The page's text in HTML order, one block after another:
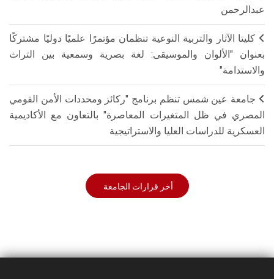
عبدالرحمن
كليتا الآثار والتربية النوعية تنظمان مؤتمرًا علميًا دوليًا مشتركًا
بعنوان "الألوان والموسيقى: لغة بصرية وسمعية بين التراث
والاستدامة"
جامعة عين شمس تنظم برنامج "ركائز ومحددات الأمن القومي
المصري في ظل المتغيرات المعاصرة" بالتعاون مع الأكاديمية
العسكرية للدراسات العليا والاستراتيجية
أخر قرارات الجامعة